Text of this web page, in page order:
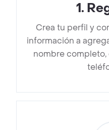
1.
Crea tu perfil y
información a
nombre